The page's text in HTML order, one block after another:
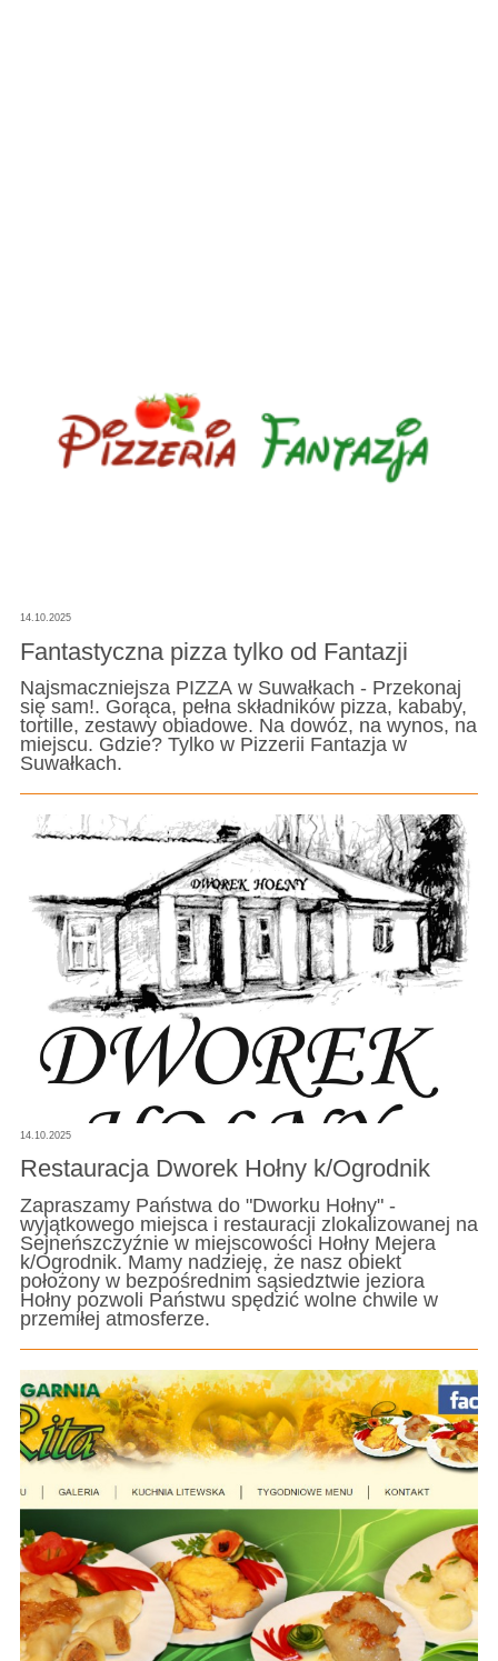
14.10.2025
Fantastyczna pizza tylko od Fantazji
Najsmaczniejsza PIZZA w Suwałkach - Przekonaj
się sam!. Gorąca, pełna składników pizza, kababy,
tortille, zestawy obiadowe. Na dowóz, na wynos, na
miejscu. Gdzie? Tylko w Pizzerii Fantazja w
Suwałkach.
14.10.2025
Restauracja Dworek Hołny k/Ogrodnik
Zapraszamy Państwa do "Dworku Hołny" -
wyjątkowego miejsca i restauracji zlokalizowanej na
Sejneńszczyźnie w miejscowości Hołny Mejera
k/Ogrodnik. Mamy nadzieję, że nasz obiekt
położony w bezpośrednim sąsiedztwie jeziora
Hołny pozwoli Państwu spędzić wolne chwile w
przemiłej atmosferze.